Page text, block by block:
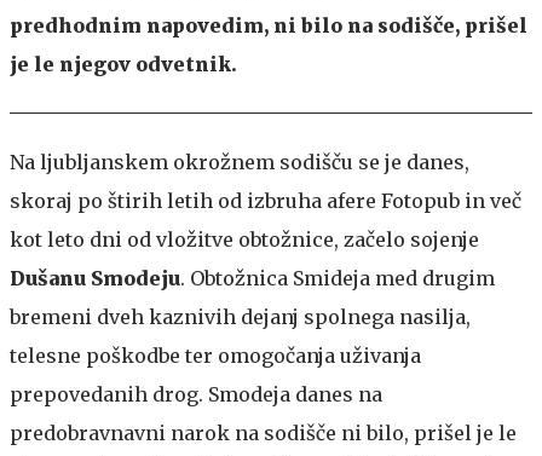
predhodnim napovedim, ni bilo na sodišče, prišel
je le njegov odvetnik.
Na ljubljanskem okrožnem sodišču se je danes,
skoraj po štirih letih od izbruha afere Fotopub in več
kot leto dni od vložitve obtožnice, začelo sojenje
Dušanu Smodeju. Obtožnica Smideja med drugim
bremeni dveh kaznivih dejanj spolnega nasilja,
telesne poškodbe ter omogočanja uživanja
prepovedanih drog. Smodeja danes na
predobravnavni narok na sodišče ni bilo, prišel je le